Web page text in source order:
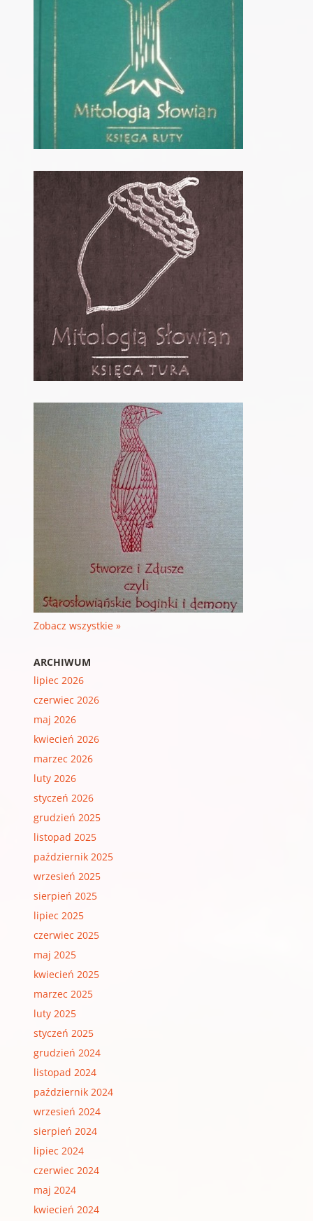
Zobacz wszystkie »
ARCHIWUM
lipiec 2026
czerwiec 2026
maj 2026
kwiecień 2026
marzec 2026
luty 2026
styczeń 2026
grudzień 2025
listopad 2025
październik 2025
wrzesień 2025
sierpień 2025
lipiec 2025
czerwiec 2025
maj 2025
kwiecień 2025
marzec 2025
luty 2025
styczeń 2025
grudzień 2024
listopad 2024
październik 2024
wrzesień 2024
sierpień 2024
lipiec 2024
czerwiec 2024
maj 2024
kwiecień 2024